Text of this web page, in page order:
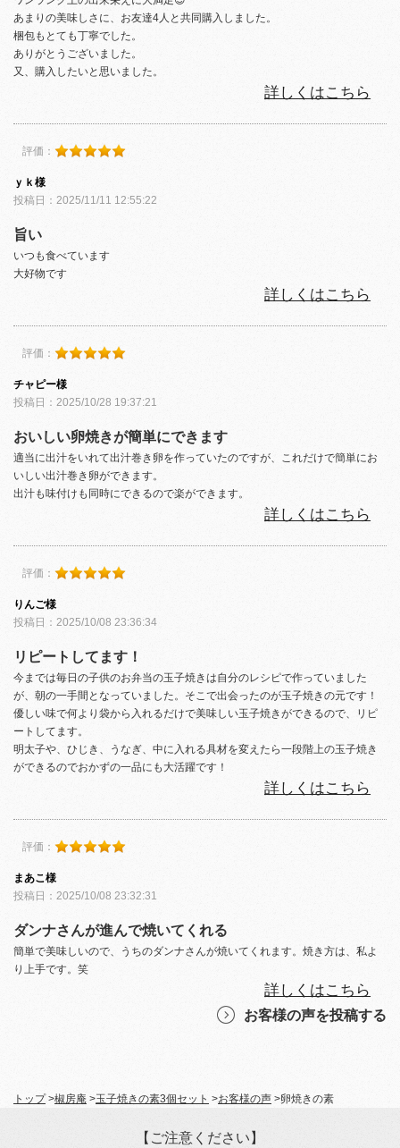
あまりの美味しさに、お友達4人と共同購入しました。
梱包もとても丁寧でした。
ありがとうございました。
又、購入したいと思いました。
詳しくはこちら
評価：
ｙｋ様
投稿日：2025/11/11 12:55:22
旨い
いつも食べています
大好物です
詳しくはこちら
評価：
チャピー様
投稿日：2025/10/28 19:37:21
おいしい卵焼きが簡単にできます
適当に出汁をいれて出汁巻き卵を作っていたのですが、これだけで簡単にお
いしい出汁巻き卵ができます。
出汁も味付けも同時にできるので楽ができます。
詳しくはこちら
評価：
りんご様
投稿日：2025/10/08 23:36:34
リピートしてます！
今までは毎日の子供のお弁当の玉子焼きは自分のレシピで作っていました
が、朝の一手間となっていました。そこで出会ったのが玉子焼きの元です！
優しい味で何より袋から入れるだけで美味しい玉子焼きができるので、リピ
ートしてます。
明太子や、ひじき、うなぎ、中に入れる具材を変えたら一段階上の玉子焼き
ができるのでおかずの一品にも大活躍です！
詳しくはこちら
評価：
まあこ様
投稿日：2025/10/08 23:32:31
ダンナさんが進んで焼いてくれる
簡単で美味しいので、うちのダンナさんが焼いてくれます。焼き方は、私よ
り上手です。笑
詳しくはこちら
お客様の声を投稿する
トップ>椒房庵 >玉子焼きの素3個セット >お客様の声 >卵焼きの素
【ご注意ください】